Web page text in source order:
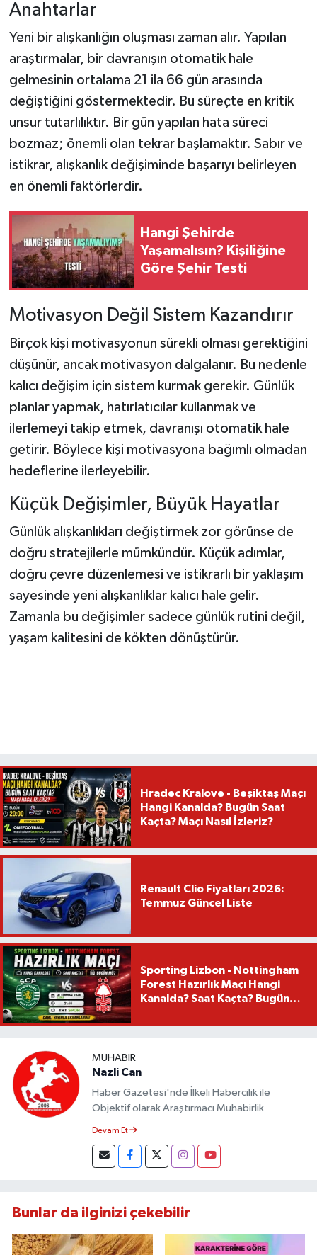
Anahtarlar
Yeni bir alışkanlığın oluşması zaman alır. Yapılan
araştırmalar, bir davranışın otomatik hale
gelmesinin ortalama 21 ila 66 gün arasında
değiştiğini göstermektedir. Bu süreçte en kritik
unsur tutarlılıktır. Bir gün yapılan hata süreci
bozmaz; önemli olan tekrar başlamaktır. Sabır ve
istikrar, alışkanlık değişiminde başarıyı belirleyen
en önemli faktörlerdir.
Hangi Şehirde
Yaşamalısın? Kişiliğine
Göre Şehir Testi
Motivasyon Değil Sistem Kazandırır
Birçok kişi motivasyonun sürekli olması gerektiğini
düşünür, ancak motivasyon dalgalanır. Bu nedenle
kalıcı değişim için sistem kurmak gerekir. Günlük
planlar yapmak, hatırlatıcılar kullanmak ve
ilerlemeyi takip etmek, davranışı otomatik hale
getirir. Böylece kişi motivasyona bağımlı olmadan
hedeflerine ilerleyebilir.
Küçük Değişimler, Büyük Hayatlar
Günlük alışkanlıkları değiştirmek zor görünse de
doğru stratejilerle mümkündür. Küçük adımlar,
doğru çevre düzenlemesi ve istikrarlı bir yaklaşım
sayesinde yeni alışkanlıklar kalıcı hale gelir.
Zamanla bu değişimler sadece günlük rutini değil,
yaşam kalitesini de kökten dönüştürür.
Hradec Kralove - Beşiktaş Maçı
Hangi Kanalda? Bugün Saat
Kaçta? Maçı Nasıl İzleriz?
Renault Clio Fiyatları 2026:
Temmuz Güncel Liste
Sporting Lizbon - Nottingham
Forest Hazırlık Maçı Hangi
Kanalda? Saat Kaçta? Bugün
MUHABIR
Nazli Can
Haber Gazetesi'nde İlkeli Habercilik ile
Objektif olarak Araştırmacı Muhabirlik
Yapmaktayım.
Devam Et
Bunlar da ilginizi çekebilir